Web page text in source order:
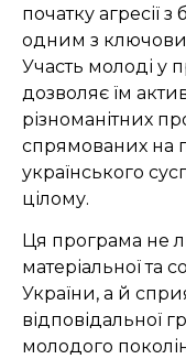
початку агресії з
одним з
Участь молоді у
дозволяє їм
різноманітних
спрямованих на
українського
цілому.
Ця програма не
матеріальної та
України, а й
відповідальної
молодого